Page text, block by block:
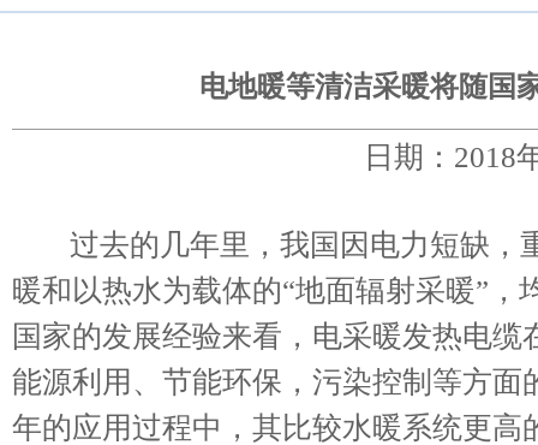
电地暖等清洁采暖将随国
日期：2018
过去的几年里，我国因电力短缺，
暖和以热水为载体的“地面辐射采暖”
国家的发展经验来看，电采暖发热电
能源利用、节能环保，污染控制等方
年的应用过程中，其比较水暖系统更